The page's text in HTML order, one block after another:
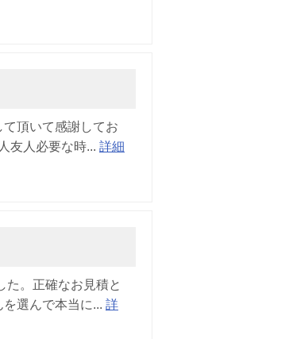
頂いて感謝してお
友人必要な時... 詳細
た。正確なお見積と
選んで本当に... 詳